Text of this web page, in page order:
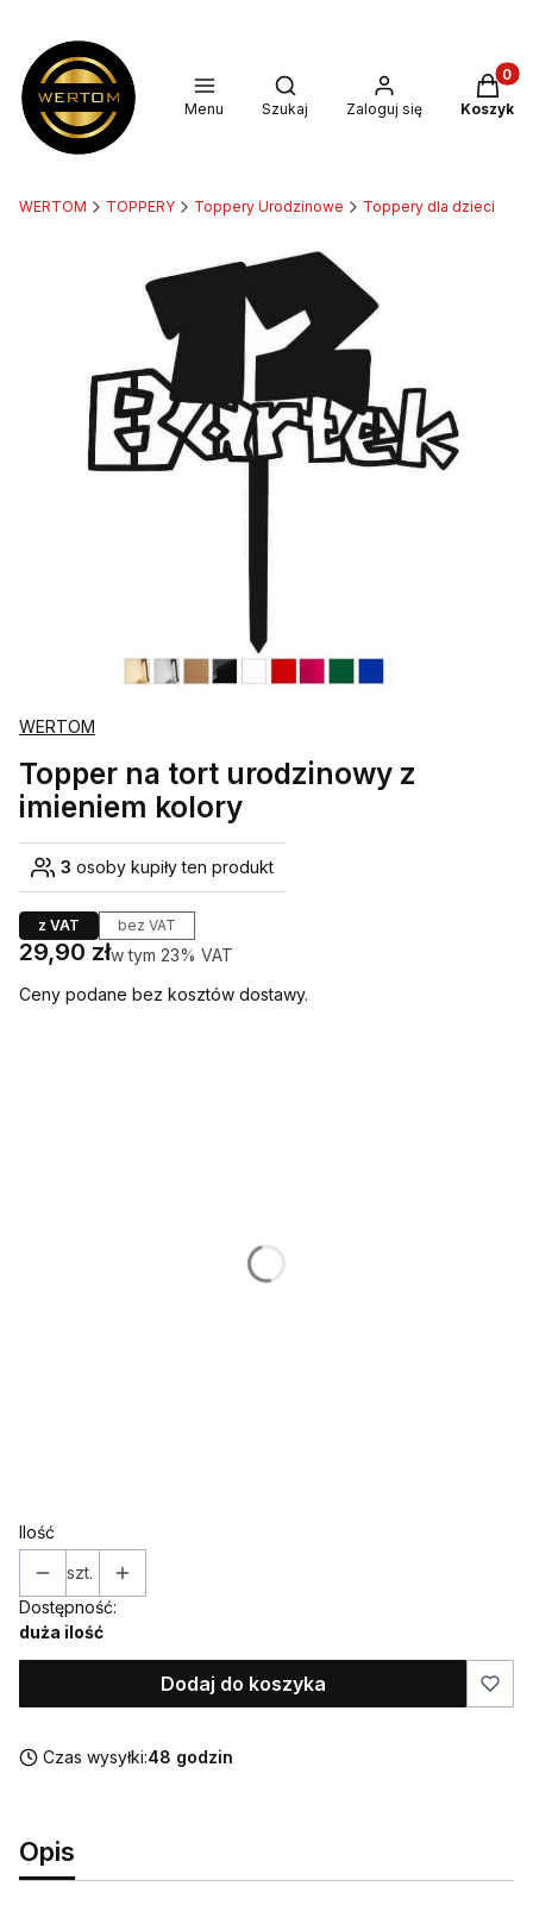
Menu
Otwórz wyszukiwarkę
Szukaj Zaloguj się Koszyk
WERTOM TOPPERY Toppery Urodzinowe Toppery dla dzieci
WERTOM
Topper na tort urodzinowy z
imieniem kolory
3 osoby kupiły ten produkt
z VAT bez VAT
Cena
29,90 złw tym 23% VAT
w tym 23% VAT
Ceny podane bez kosztów dostawy.
Ilość
szt.
Dostępność:
duża ilość
Dodaj do koszyka
Czas wysyłki:48 godzin
Opis